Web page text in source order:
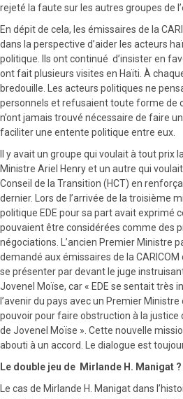
rejeté la faute sur les autres groupes de
En dépit de cela, les émissaires de la
dans la perspective d’aider les acteurs
politique. Ils ont continué d’insister en
ont fait plusieurs visites en Haïti. À
bredouille. Les acteurs politiques ne
personnels et refusaient toute forme de
n’ont jamais trouvé nécessaire de faire
faciliter une entente politique entre eux.
Il y avait un groupe qui voulait à tout prix
Ministre Ariel Henry et un autre qui
Conseil de la Transition (HCT) en
dernier. Lors de l’arrivée de la troisième
politique EDE pour sa part avait exprimé
pouvaient être considérées comme des
négociations. L’ancien Premier Ministre
demandé aux émissaires de la CARICOM
se présenter par devant le juge
Jovenel Moïse, car « EDE se sentait très
l’avenir du pays avec un Premier
pouvoir pour faire obstruction à la justice
de Jovenel Moïse ». Cette nouvelle
abouti à un accord. Le dialogue est
Le double jeu de Mirlande H. Manigat ?
Le cas de Mirlande H. Manigat dans